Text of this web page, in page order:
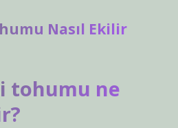
Nasıl Ekilir
tohumu ne